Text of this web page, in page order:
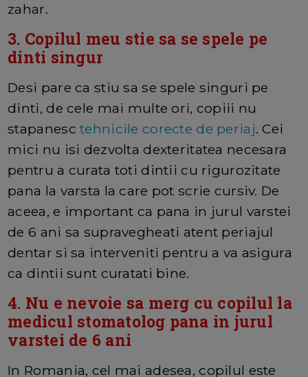
zahar.
3. Copilul meu stie sa se spele pe
dinti singur
Desi pare ca stiu sa se spele singuri pe
dinti, de cele mai multe ori, copiii nu
stapanesctehnicile corecte de periaj. Cei
mici nu isi dezvolta dexteritatea necesara
pentru a curata toti dintii cu rigurozitate
pana la varsta la care pot scrie cursiv. De
aceea, e important ca pana in jurul varstei
de 6 ani sa supravegheati atent periajul
dentar si sa interveniti pentru a va asigura
ca dintii sunt curatati bine.
4. Nu e nevoie sa merg cu copilul la
medicul stomatolog pana in jurul
varstei de 6 ani
In Romania, cel mai adesea, copilul este